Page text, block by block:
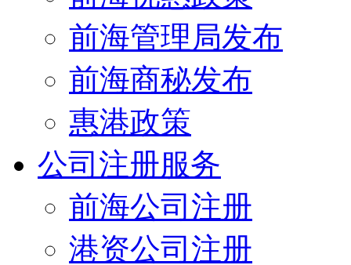
前海管理局发布
前海商秘发布
惠港政策
公司注册服务
前海公司注册
港资公司注册